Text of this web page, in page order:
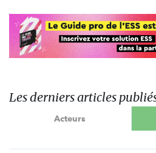
Les derniers articles
Acteurs